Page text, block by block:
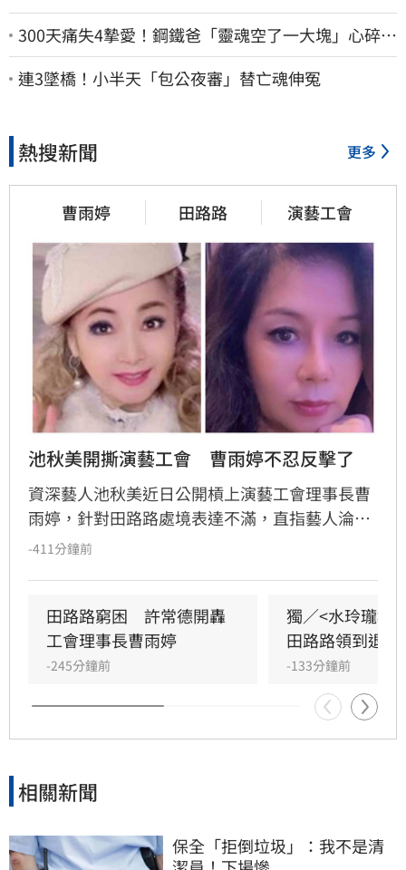
300天痛失4摯愛！鋼鐵爸「靈魂空了一大塊」心碎
喊：這輩子最痛的路
連3墜橋！小半天「包公夜審」替亡魂伸冤
熱搜新聞 更多
曹雨婷 田路路 演藝工會
池秋美開撕演藝工會　曹雨婷不忍反擊了
資深藝人池秋美近日公開槓上演藝工會理事長曹
雨婷，針對田路路處境表達不滿，直指藝人淪為
弱勢族群，退休保障不足。池秋美怒嗆工會未善
維護其尊嚴。
-411分鐘前
田路路窮困　許常德開轟
工會理事長曹雨婷
-245分鐘前
獨／<水玲瓏>
田路路領到退休
-133分鐘前
相關新聞
保全「拒倒垃圾」：我不是清